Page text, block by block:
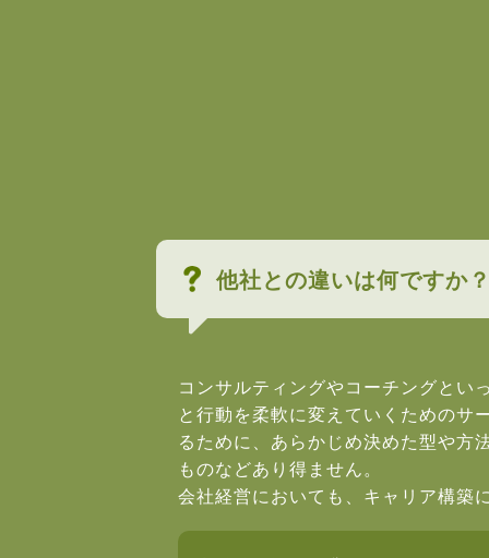
他社との違いは何ですか
コンサルティングやコーチングとい
と行動を柔軟に変えていくためのサ
るために、あらかじめ決めた型や方
ものなどあり得ません。
会社経営においても、キャリア構築